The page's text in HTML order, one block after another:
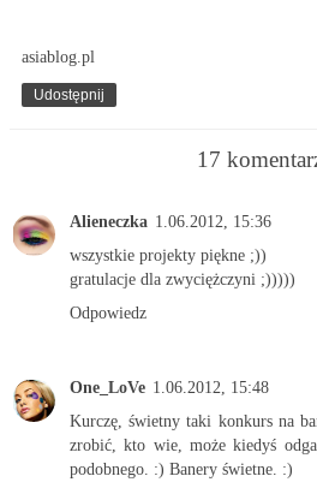
asiablog.pl
Udostępnij
17
Alieneczka 1.06.2012, 15:36
wszystkie projekty piękne ;))
gratulacje dla zwyciężczyni ;)))))
Odpowiedz
One_LoVe 1.06.2012, 15:48
Kurczę, świetny taki konkurs na
zrobić, kto wie, może kiedyś
podobnego. :) Banery świetne. :)